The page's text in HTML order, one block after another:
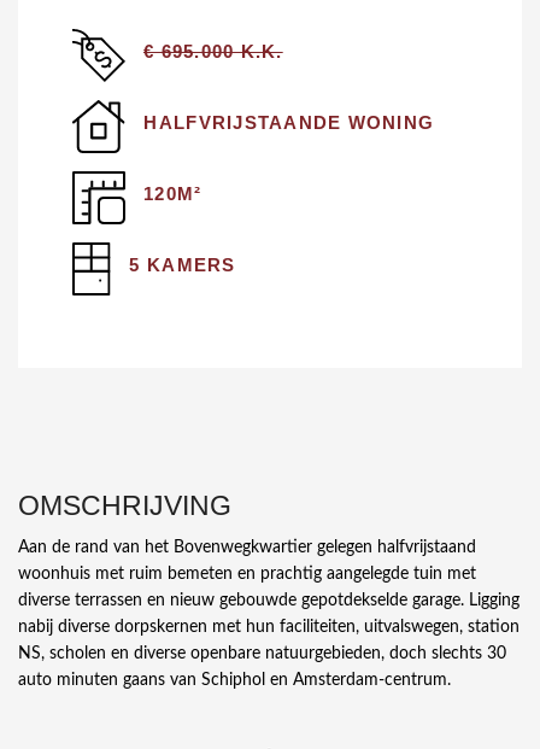
€ 695.000 K.K.
HALFVRIJSTAANDE WONING
120M²
5 KAMERS
OMSCHRIJVING
Aan de rand van het Bovenwegkwartier gelegen halfvrijstaand
woonhuis met ruim bemeten en prachtig aangelegde tuin met
diverse terrassen en nieuw gebouwde gepotdekselde garage. Ligging
nabij diverse dorpskernen met hun faciliteiten, uitvalswegen, station
NS, scholen en diverse openbare natuurgebieden, doch slechts 30
auto minuten gaans van Schiphol en Amsterdam-centrum.